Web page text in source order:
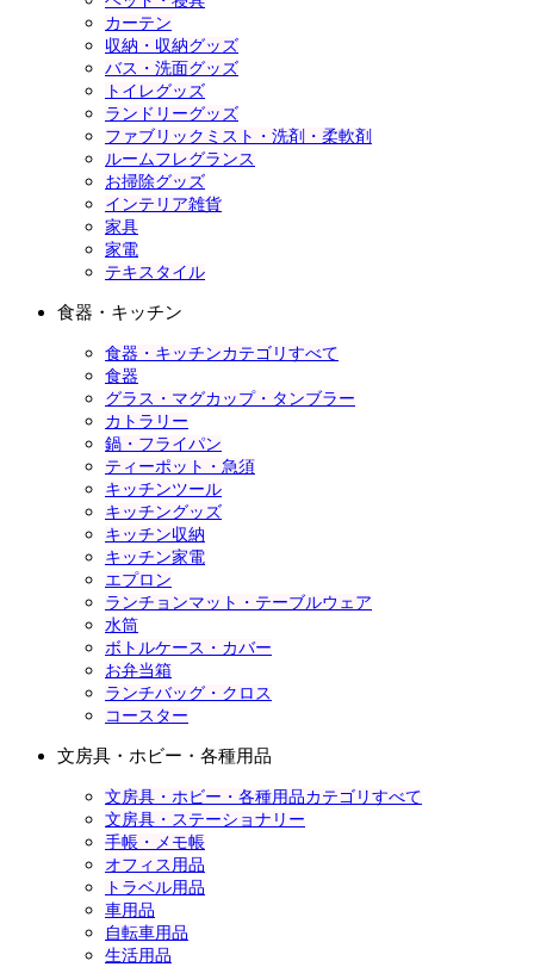
カーテン
収納・収納グッズ
バス・洗面グッズ
トイレグッズ
ランドリーグッズ
ファブリックミスト・洗剤・柔軟剤
ルームフレグランス
お掃除グッズ
インテリア雑貨
家具
家電
テキスタイル
食器・キッチン
食器・キッチンカテゴリすべて
食器
グラス・マグカップ・タンブラー
カトラリー
鍋・フライパン
ティーポット・急須
キッチンツール
キッチングッズ
キッチン収納
キッチン家電
エプロン
ランチョンマット・テーブルウェア
水筒
ボトルケース・カバー
お弁当箱
ランチバッグ・クロス
コースター
文房具・ホビー・各種用品
文房具・ホビー・各種用品カテゴリすべて
文房具・ステーショナリー
手帳・メモ帳
オフィス用品
トラベル用品
車用品
自転車用品
生活用品